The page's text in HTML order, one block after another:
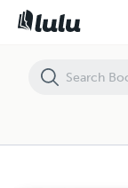
La nascita